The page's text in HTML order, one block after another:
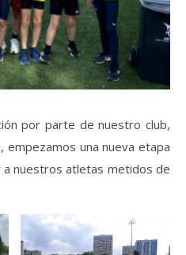
por parte de nuestro club,
una nueva etapa
nuestros atletas metidos de